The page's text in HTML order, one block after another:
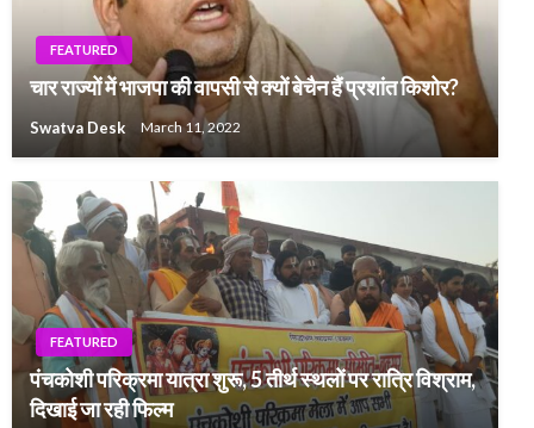
FEATURED
चार राज्यों में भाजपा की वापसी से क्यों बेचैन हैं प्रशांत किशोर?
Swatva Desk March 11, 2022
FEATURED
पंचकोशी परिक्रमा यात्रा शुरू, 5 तीर्थ स्थलों पर रात्रि विश्राम,
दिखाई जा रही फिल्म